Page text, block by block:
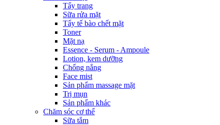
Tẩy trang
Sữa rửa mặt
Tẩy tế bào chết mặt
Toner
Mặt nạ
Essence - Serum - Ampoule
Lotion, kem dưỡng
Chống nắng
Face mist
Sản phẩm massage mặt
Trị mụn
Sản phẩm khác
Chăm sóc cơ thể
Sữa tắm